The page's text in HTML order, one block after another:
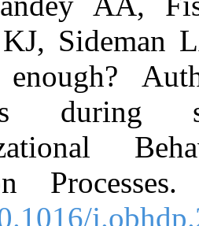
Jansen KJ,
smile"
displays
Decision
[DOI:10.1016/